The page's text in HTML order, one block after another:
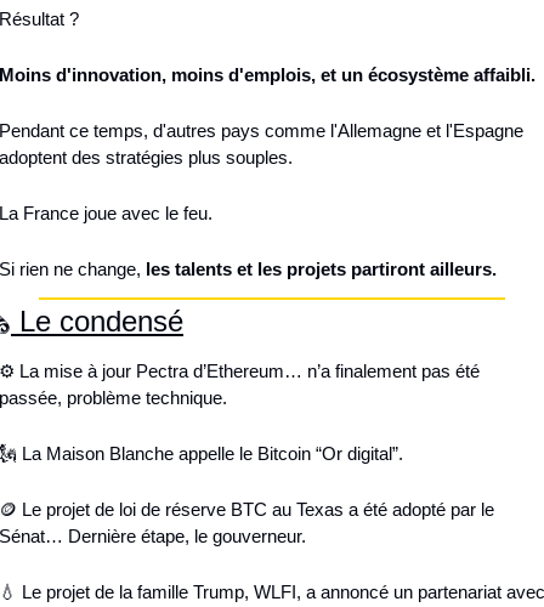
Résultat ?
Moins d'innovation, moins d'emplois, et un écosystème affaibli.
Pendant ce temps, d'autres pays comme l'Allemagne et l'Espagne
adoptent des stratégies plus souples.
La France joue avec le feu.
Si rien ne change, les talents et les projets partiront ailleurs.
Le condensé
⚙️ La mise à jour Pectra d’Ethereum… n’a finalement pas été
passée, problème technique.
🗽 La Maison Blanche appelle le Bitcoin “Or digital”.
🪙 Le projet de loi de réserve BTC au Texas a été adopté par le
Sénat… Dernière étape, le gouverneur.
💧 Le projet de la famille Trump, WLFI, a annoncé un partenariat avec